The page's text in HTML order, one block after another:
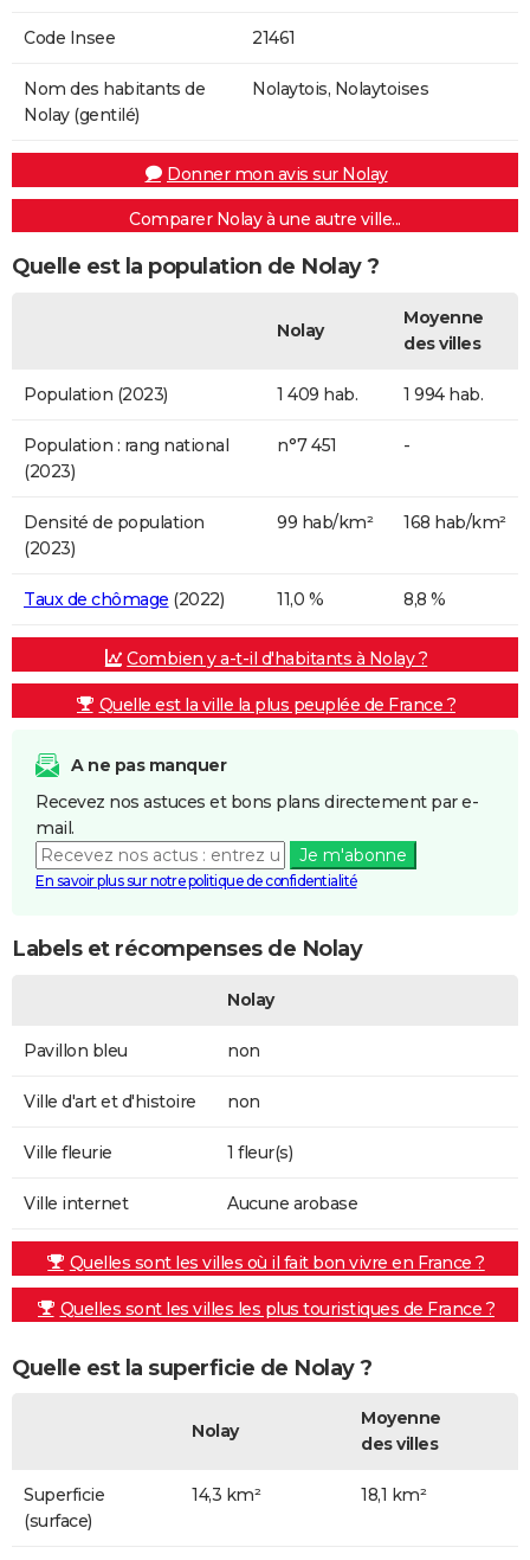
Code Insee 21461
Nom des habitants de
Nolay (gentilé)
Nolaytois, Nolaytoises
Donner mon avis sur Nolay
Comparer Nolay à une autre ville...
Quelle est la population de Nolay ?
Nolay
Moyenne
des villes
Population (2023) 1 409 hab. 1 994 hab.
Population : rang national
(2023)
n°7 451 -
Densité de population
(2023)
99 hab/km² 168 hab/km²
Taux de chômage (2022) 11,0 % 8,8 %
Combien y a-t-il d'habitants à Nolay ?
Quelle est la ville la plus peuplée de France ?
A ne pas manquer
Recevez nos astuces et bons plans directement par e-
mail.
Je m'abonne
En savoir plus sur notre politique de confidentialité
Labels et récompenses de Nolay
Nolay
Pavillon bleu non
Ville d'art et d'histoire non
Ville fleurie 1 fleur(s)
Ville internet Aucune arobase
Quelles sont les villes où il fait bon vivre en France ?
Quelles sont les villes les plus touristiques de France ?
Quelle est la superficie de Nolay ?
Nolay
Moyenne
des villes
Superficie
(surface)
14,3 km² 18,1 km²